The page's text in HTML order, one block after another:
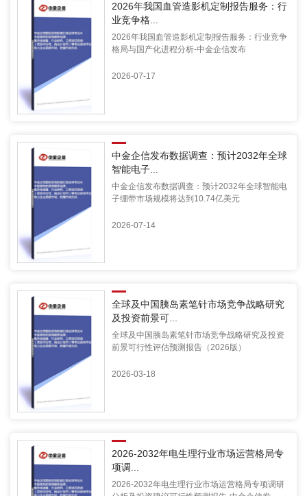
2026年我国血管造影机定制报告服务：行
业竞争格...
2026年我国血管造影机定制报告服务：行业竞争
格局与国产化进程分析-中金企信发布
2026-07-17
中金企信发布数据调查：预计2032年全球
智能电子...
中金企信发布数据调查：预计2032年全球智能电
子绷带市场规模将达到10.74亿美元
2026-07-14
全球及中国胰岛素笔针市场竞争战略研究
及投资前景可...
全球及中国胰岛素笔针市场竞争战略研究及投资
前景可行性评估预测报告（2026版）
2026-03-18
2026-2032年电生理行业市场运营格局专
项调...
2026-2032年电生理行业市场运营格局专项调研